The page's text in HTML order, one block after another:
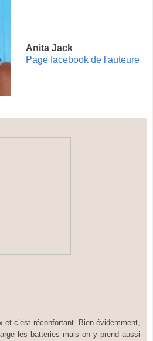
Anita Jack
Page facebook de l'auteure
et c’est réconfortant. Bien évidemment,
les batteries mais on y prend aussi